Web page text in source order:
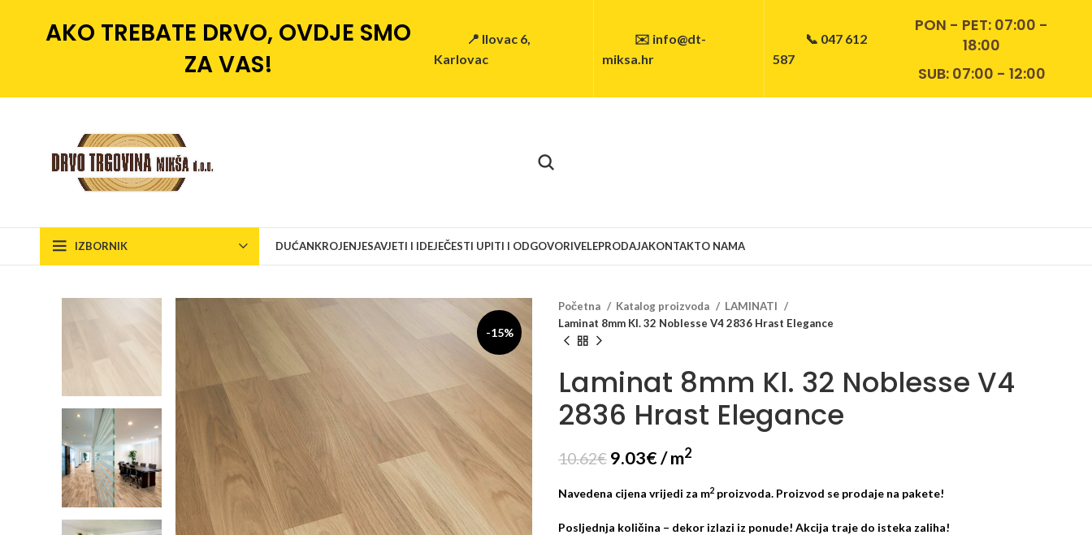
AKO TREBATE DRVO, OVDJE SMO
ZA VAS!
📍 Ilovac 6,
Karlovac
✉️ info@dt-
miksa.hr
📞 047 612
587
PON - PET: 07:00 -
18:00
SUB: 07:00 - 12:00
IZBORNIK DUĆANKROJENJESAVJETI I IDEJEČESTI UPITI I ODGOVORIVELEPRODAJAKONTAKTO NAMA
-15%
Početna Katalog proizvoda
LAMINATI
Laminat 8mm Kl. 32 Noblesse V4 2836 Hrast Elegance
Laminat 8mm Kl. 32 Noblesse V4
2836 Hrast Elegance
10.62€ 9.03€/ m2
Navedena cijena vrijedi za m2 proizvoda. Proizvod se prodaje na pakete!
Posljednja količina – dekor izlazi iz ponude! Akcija traje do isteka zaliha!